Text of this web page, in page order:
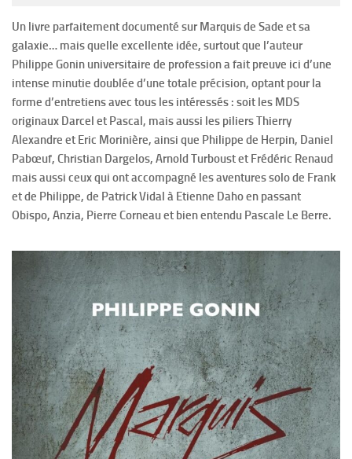
Un livre parfaitement documenté sur Marquis de Sade et sa
galaxie… mais quelle excellente idée, surtout que l’auteur
Philippe Gonin universitaire de profession a fait preuve ici d’une
intense minutie doublée d’une totale précision, optant pour la
forme d’entretiens avec tous les intéressés : soit les MDS
originaux Darcel et Pascal, mais aussi les piliers Thierry
Alexandre et Eric Morinière, ainsi que Philippe de Herpin, Daniel
Pabœuf, Christian Dargelos, Arnold Turboust et Frédéric Renaud
mais aussi ceux qui ont accompagné les aventures solo de Frank
et de Philippe, de Patrick Vidal à Etienne Daho en passant
Obispo, Anzia, Pierre Corneau et bien entendu Pascale Le Berre.